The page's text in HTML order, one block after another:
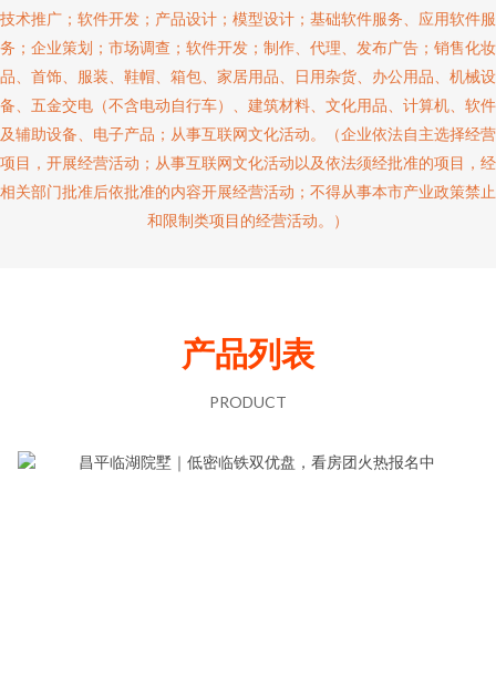
技术推广；软件开发；产品设计；模型设计；基础软件服务、应用软件服
务；企业策划；市场调查；软件开发；制作、代理、发布广告；销售化妆
品、首饰、服装、鞋帽、箱包、家居用品、日用杂货、办公用品、机械设
备、五金交电（不含电动自行车）、建筑材料、文化用品、计算机、软件
及辅助设备、电子产品；从事互联网文化活动。（企业依法自主选择经营
项目，开展经营活动；从事互联网文化活动以及依法须经批准的项目，经
相关部门批准后依批准的内容开展经营活动；不得从事本市产业政策禁止
和限制类项目的经营活动。）
产品列表
PRODUCT